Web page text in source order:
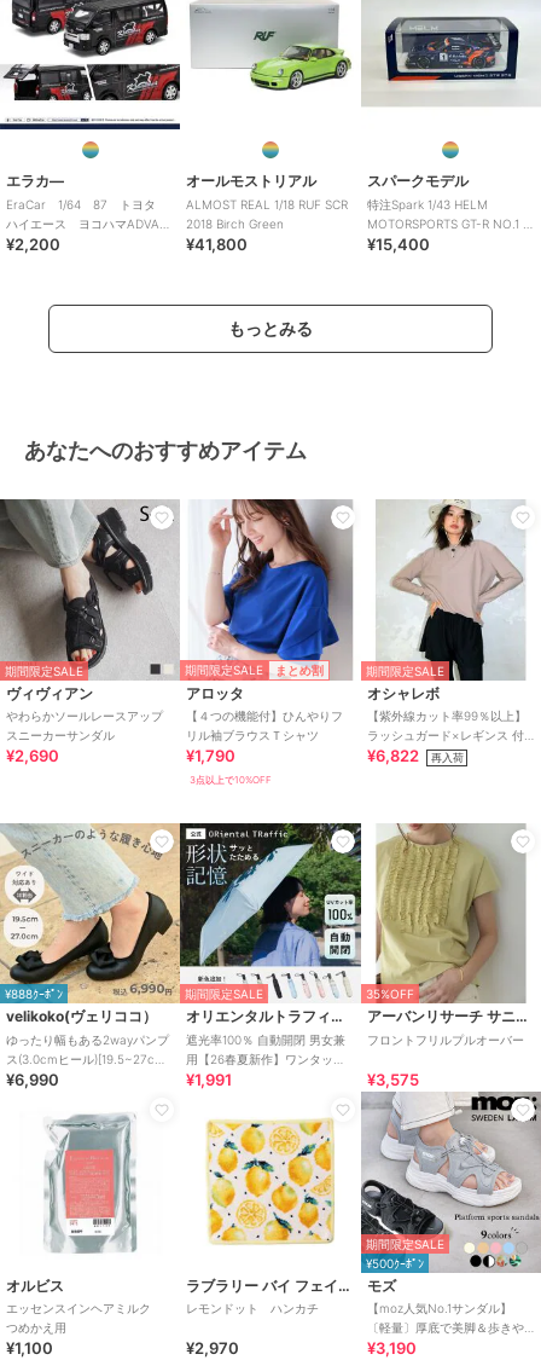
エラカ―
EraCar 1/64 87 トヨタ
ハイエース ヨコハマADVAN
カンパニーカー
¥2,200
オールモストリアル
ALMOST REAL 1/18 RUF SCR
2018 Birch Green
¥41,800
スパークモデル
特注Spark 1/43 HELM
MOTORSPORTS GT-R NO.1 ス
ーパー耐久
¥15,400
もっとみる
あなたへのおすすめアイテム
期間限定SALE
ヴィヴィアン
やわらかソールレースアップ
スニーカーサンダル
¥2,690
期間限定SALE まとめ割
アロッタ
【４つの機能付】ひんやりフ
リル袖ブラウスＴシャツ
¥1,790
3点以上で10%OFF
期間限定SALE
オシャレボ
【紫外線カット率99％以上】
ラッシュガード×レギンス 付
き タンキニ
¥6,822 再入荷
¥888ｸｰﾎﾟﾝ
velikoko(ヴェリココ）
ゆったり幅もある2wayパンプ
ス(3.0cmヒール)[19.5~27cm]
ラクチンきれいシューズ
¥6,990
期間限定SALE
オリエンタルトラフィック
遮光率100％ 自動開閉 男女兼
用【26春夏新作】ワンタッチ
晴雨兼用 折りたたみ傘 /G-
¥1,991
35%OFF
アーバンリサーチ サニーレーベル
フロントフリルプルオーバー
¥3,575
オルビス
エッセンスインヘアミルク
つめかえ用
¥1,100
ラブラリー バイ フェイラー
レモンドット ハンカチ
¥2,970
期間限定SALE
¥500ｸｰﾎﾟﾝ
モズ
【moz人気No.1サンダル】
〔軽量〕厚底で美脚＆歩きや
すい！疲れにくいフィット感
¥3,190